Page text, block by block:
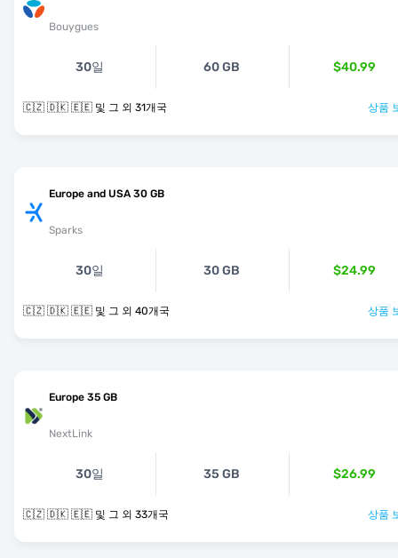
Bouygues
30일 60 GB $40.99
🇨🇿 🇩🇰 🇪🇪 및 그 외 31개국 상품
Europe and USA 30 GB
Sparks
30일 30 GB $24.99
🇨🇿 🇩🇰 🇪🇪 및 그 외 40개국 상품
Europe 35 GB
NextLink
30일 35 GB $26.99
🇨🇿 🇩🇰 🇪🇪 및 그 외 33개국 상품